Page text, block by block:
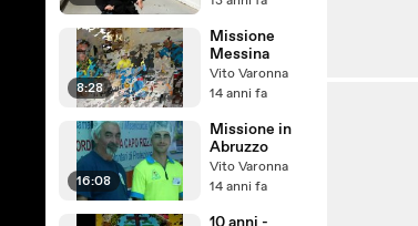
8:28
Missione
Messina
Vito Varonna
14 anni fa
16:08
Missione in
Abruzzo
Vito Varonna
14 anni fa